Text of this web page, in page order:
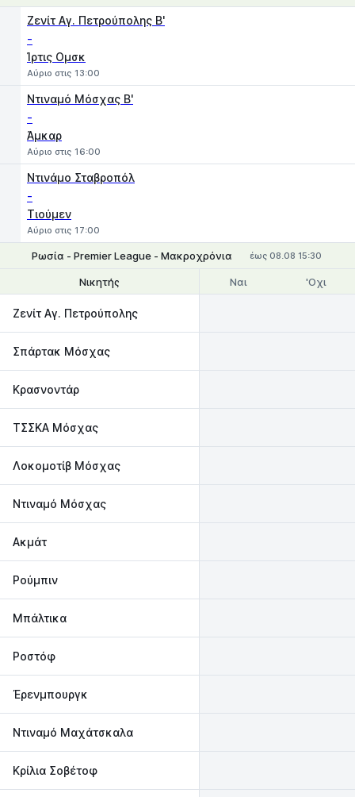
Ζενίτ Αγ. Πετρούπολης Β'
-
Ίρτις Ομσκ
Αύριο στις 13:00
Ντιναμό Μόσχας Β'
-
Άμκαρ
Αύριο στις 16:00
Ντινάμο Σταβροπόλ
-
Τιούμεν
Αύριο στις 17:00
Ρωσία - Premier League - Μακροχρόνια έως 08.08 15:30
Νικητής Θέσεις 1-2
Ναι 'Οχι
Ζενίτ Αγ. Πετρούπολης
Σπάρτακ Μόσχας
Κρασνοντάρ
ΤΣΣΚΑ Μόσχας
Λοκομοτίβ Μόσχας
Ντιναμό Μόσχας
Ακμάτ
Ρούμπιν
Μπάλτικα
Ροστόφ
Έρενμπουργκ
Ντιναμό Μαχάτσκαλα
Κρίλια Σοβέτοφ